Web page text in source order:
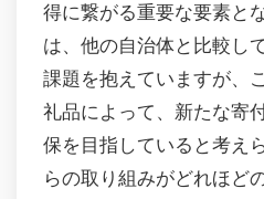
得に繋がる重要な要素と
は、他の自治体と比較し
課題を抱えていますが、
礼品によって、新たな寄
保を目指していると考え
らの取り組みがどれほど